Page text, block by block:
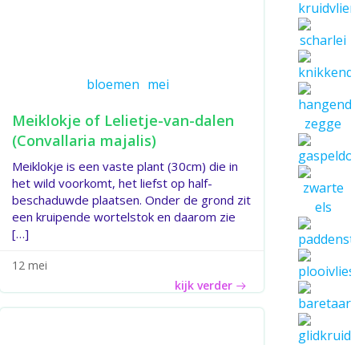
bloemen mei
Meiklokje of Lelietje-van-dalen
(Convallaria majalis)
Meiklokje is een vaste plant (30cm) die in
het wild voorkomt, het liefst op half-
beschaduwde plaatsen. Onder de grond zit
een kruipende wortelstok en daarom zie
[…]
12 mei
kijk verder